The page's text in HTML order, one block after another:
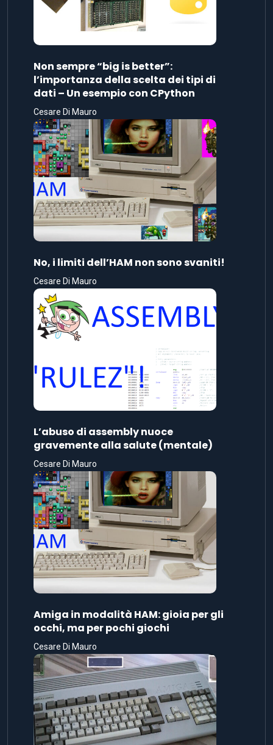
Non sempre “big is better”:
l’importanza della scelta dei tipi di
dati – Un esempio con CPython
Cesare Di Mauro
No, i limiti dell’HAM non sono svaniti!
Cesare Di Mauro
L’abuso di assembly nuoce
gravemente alla salute (mentale)
Cesare Di Mauro
Amiga in modalità HAM: gioia per gli
occhi, ma per pochi giochi
Cesare Di Mauro